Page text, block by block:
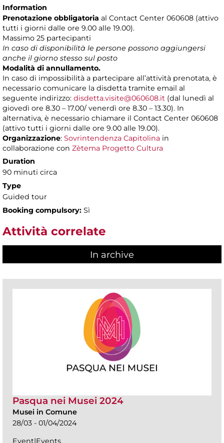
Information
Prenotazione obbligatoria al Contact Center 060608 (attivo
tutti i giorni dalle ore 9.00 alle 19.00).
Massimo 25 partecipanti
In caso di disponibilità le persone possono aggiungersi
anche il giorno stesso sul posto
Modalità di annullamento.
In caso di impossibilità a partecipare all’attività prenotata, è
necessario comunicare la disdetta tramite email al
seguente indirizzo: disdetta.visite@060608.it (dal lunedì al
giovedì ore 8.30 – 17.00/ venerdì ore 8.30 – 13.30). In
alternativa, è necessario chiamare il Contact Center 060608
(attivo tutti i giorni dalle ore 9.00 alle 19.00).
Organizzazione: Sovrintendenza Capitolina in
collaborazione con Zètema Progetto Cultura
Duration
90 minuti circa
Type
Guided tour
Booking compulsory: Sì
Attività correlate
In archive
Pasqua nei Musei 2024
Musei in Comune
28/03 - 01/04/2024
Event|Events